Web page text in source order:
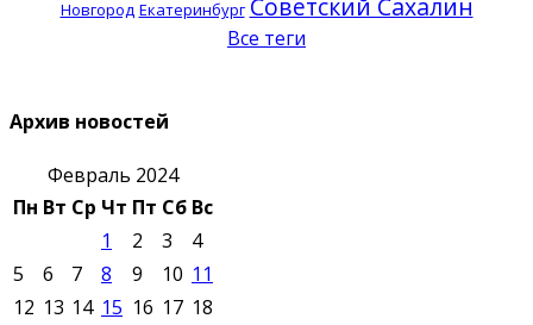
Новгород Екатеринбург Советский Сахалин
Все теги
Архив новостей
Февраль 2024
Пн Вт Ср Чт Пт Сб Вс
1
2 3
4
5
6 7 8 9 10 11
12 13 14 15 16 17 18